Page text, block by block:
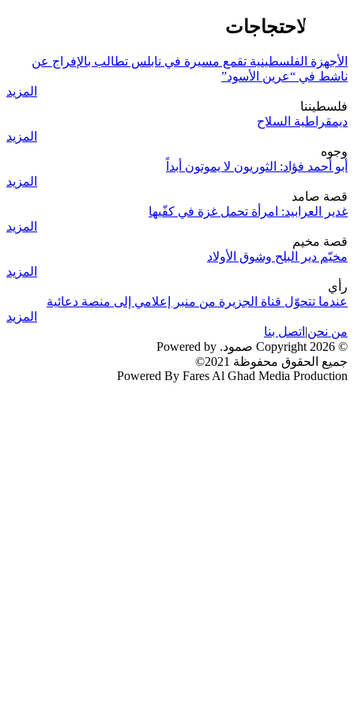
قمع الاحتجاجات
الأجهزة الفلسطينية تقمع مسيرة في نابلس تطالب بالإفراج عن
ناشط في “عرين الأسود”
المزيد
فلسطيننا
ديمقراطية السلاح
المزيد
وجوه
أبو أحمد فؤاد: الثوريون لا يموتون أبداً
المزيد
قصة صامد
غدير العرابيد: امرأة تحمل غزة في كفّيها
المزيد
قصة مخيم
مخيّم دير البلح وشوق الأولاد
المزيد
رأي
عندما تتحوّل قناة الجزيرة من منبر إعلامي إلى منصة دعائية
المزيد
من نحن| اتصل بنا
© 2026 Copyright صمود. Powered by
جميع الحقوق محفوظة 2021©
Powered By Fares Al Ghad Media Production